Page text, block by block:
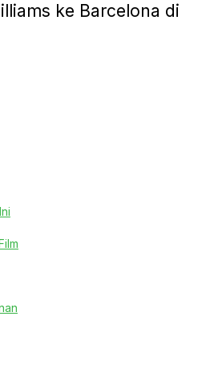
ke Barcelona di